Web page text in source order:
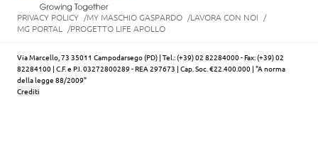
PRIVACY POLICY MY MASCHIO GASPARDO
LAVORA CON NOI
MG PORTAL
PROGETTO LIFE APOLLO
Via Marcello, 73 35011 Campodarsego (PD) | Tel.: (+39) 02 82284000 - Fax: (+39) 02
82284100 | C.F. e P.I. 03272800289 - REA 297673 | Cap. Soc. €22.400.000 | "A norma
della legge 88/2009"
Crediti